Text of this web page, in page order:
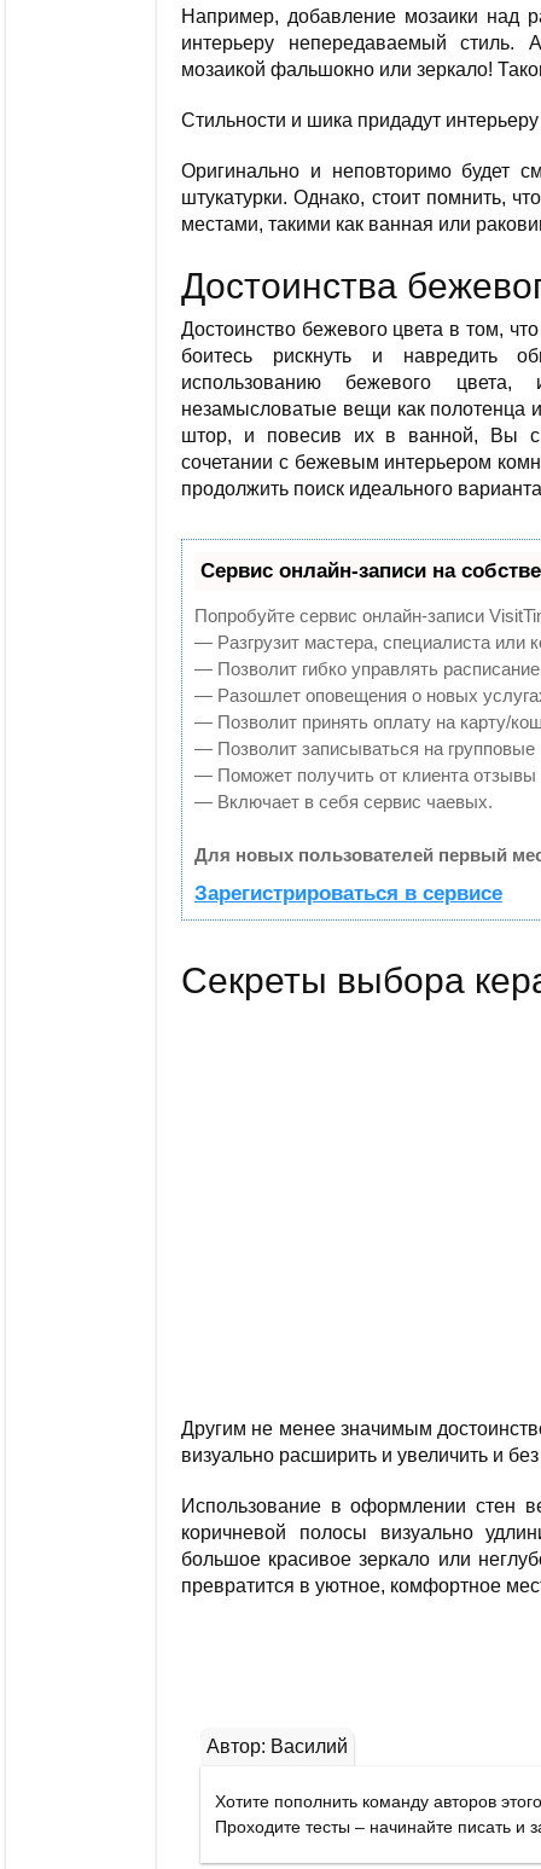
Например, добавление мозаики над
интерьеру непередаваемый стиль.
мозаикой фальшокно или зеркало!
Стильности и шика придадут
Оригинально и неповторимо будет
штукатурки. Однако, стоит помнить,
местами, такими как ванная или
Достоинства
Достоинство бежевого цвета в том,
боитесь рискнуть и навредить
использованию бежевого цвета,
незамысловатые вещи как полотенца
штор, и повесив их в ванной, Вы
сочетании с бежевым интерьером
продолжить поиск идеального
Сервис онлайн-записи на
Попробуйте сервис онлайн-записи
— Разгрузит мастера, специалиста или
— Позволит гибко управлять
— Разошлет оповещения о новых
— Позволит принять оплату на карту/
— Позволит записываться на
— Поможет получить от клиента отзывы
— Включает в себя сервис чаевых.
Для новых пользователей первый
Зарегистрироваться в сервисе
Секреты выбора
Другим не менее значимым
визуально расширить и увеличить и
Использование в оформлении стен
коричневой полосы визуально
большое красивое зеркало или
превратится в уютное, комфортное
Автор: Василий